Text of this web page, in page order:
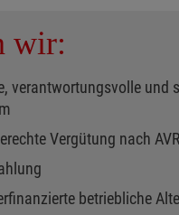
wir:
verantwortungsvolle und
Vergütung nach
betriebliche